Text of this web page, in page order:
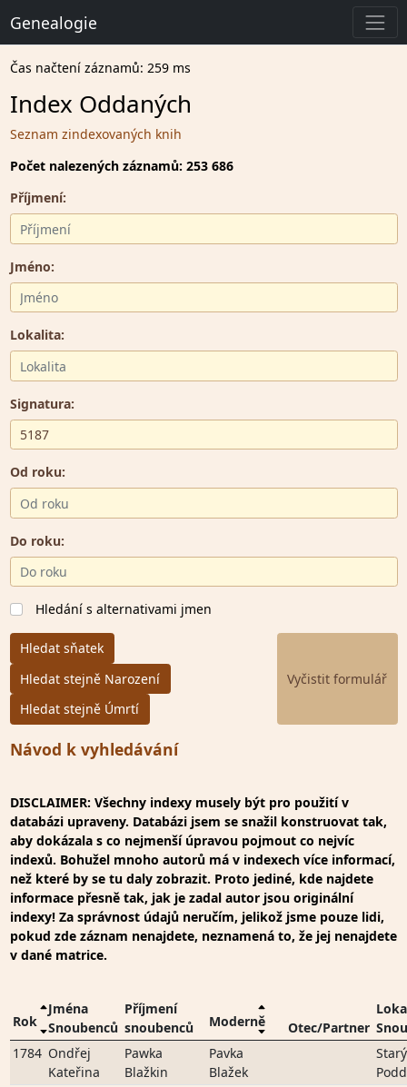
Genealogie
Čas načtení záznamů: 259 ms
Index Oddaných
Seznam zindexovaných knih
Počet nalezených záznamů: 253 686
Příjmení:
Jméno:
Lokalita:
Signatura:
Od roku:
Do roku:
Hledání s alternativami jmen
Hledat sňatek
Hledat stejně Narození
Hledat stejně Úmrtí
Návod k vyhledávání
DISCLAIMER: Všechny indexy musely být pro použití v
databázi upraveny. Databázi jsem se snažil konstruovat tak,
aby dokázala s co nejmenší úpravou pojmout co nejvíc
indexů. Bohužel mnoho autorů má v indexech více informací,
než které by se tu daly zobrazit. Proto jediné, kde najdete
informace přesně tak, jak je zadal autor jsou originální
indexy! Za správnost údajů neručím, jelikož jsme pouze lidi,
pokud zde záznam nenajdete, neznamená to, že jej nenajdete
v dané matrice.
Rok
Jména
Snoubenců
Příjmení
snoubenců
Moderně Otec/Partner
1784 Ondřej
Kateřina
Pawka
Blažkin
Pavka
Blažek
Starý